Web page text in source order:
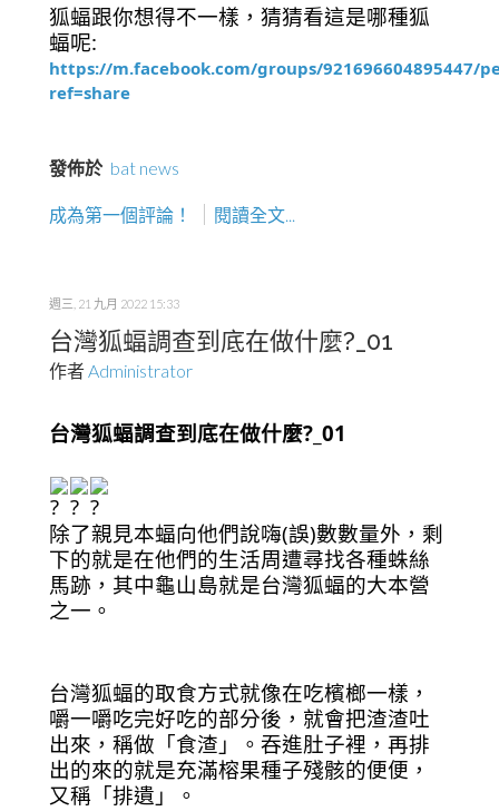
狐蝠跟你想得不一樣，猜猜看這是哪種狐
蝠呢:
https://m.facebook.com/groups/921696604895447/
ref=share
發佈於 bat news
成為第一個評論！ 閱讀全文...
週三, 21 九月 2022 15:33
台灣狐蝠調查到底在做什麼?_01
作者Administrator
台灣狐蝠調查到底在做什麼?_01
除了親見本蝠向他們說嗨(誤)數數量外，剩
下的就是在他們的生活周遭尋找各種蛛絲
馬跡，其中龜山島就是台灣狐蝠的大本營
之一。
台灣狐蝠的取食方式就像在吃檳榔一樣，
嚼一嚼吃完好吃的部分後，就會把渣渣吐
出來，稱做「食渣」。吞進肚子裡，再排
出的來的就是充滿榕果種子殘骸的便便，
又稱「排遺」。